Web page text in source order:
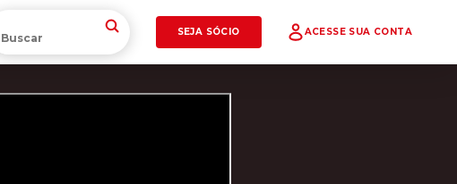
SEJA SÓCIO ACESSE SUA CONTA